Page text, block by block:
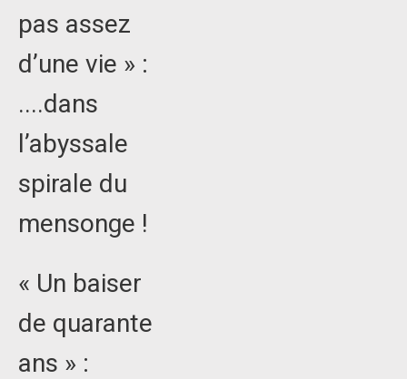
pas assez
d’une vie » :
....dans
l’abyssale
spirale du
mensonge !
« Un baiser
de quarante
ans » :